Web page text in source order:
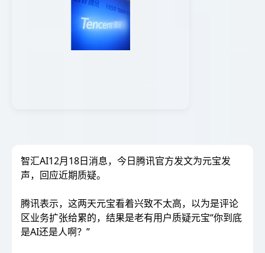
智汇AI12月18日消息，今日腾讯官方发文为元宝发
声，回应近期质疑。
腾讯表示，这两天元宝看着兴致不太高，以为是评论
区业务扩张给累的，结果是老有用户质疑元宝“你到底
是AI还是人啊？”